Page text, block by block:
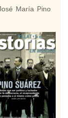
María Pino